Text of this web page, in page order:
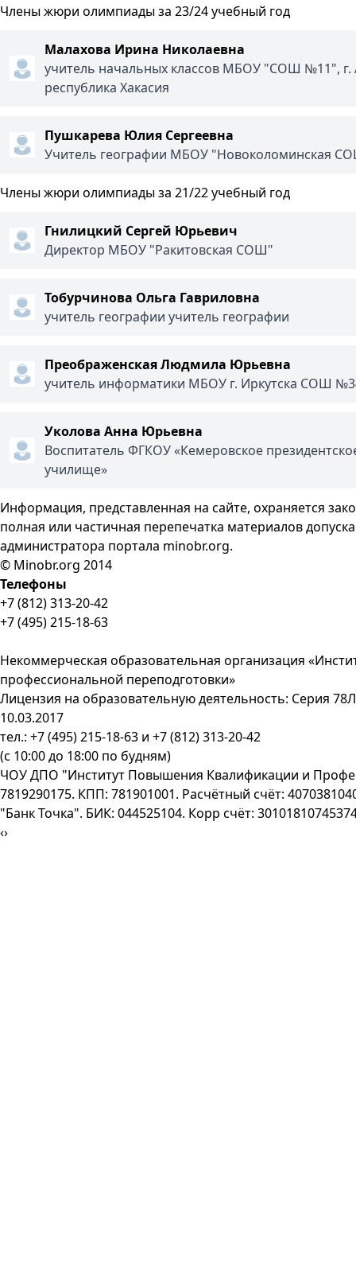
Члены жюри олимпиады за 23/24 учебный год
Малахова Ирина Николаевна
учитель начальных классов МБОУ "СОШ №11", г.
республика Хакасия
Пушкарева Юлия Сергеевна
Учитель географии МБОУ "Новоколоминская
Члены жюри олимпиады за 21/22 учебный год
Гнилицкий Сергей Юрьевич
Директор МБОУ "Ракитовская СОШ"
Тобурчинова Ольга Гавриловна
учитель географии учитель географии
Преображенская Людмила Юрьевна
учитель информатики МБОУ г. Иркутска СОШ
Уколова Анна Юрьевна
Воспитатель ФГКОУ «Кемеровское
училище»
Информация, представленная на сайте, охраняется
полная или частичная перепечатка материалов
администратора портала minobr.org.
© Minobr.org 2014
Телефоны
+7 (812) 313-20-42
+7 (495) 215-18-63
Некоммерческая образовательная организация
профессиональной переподготовки»
Лицензия на образовательную деятельность: Серия
10.03.2017
тел.: +7 (495) 215-18-63 и +7 (812) 313-20-42
(с 10:00 до 18:00 по будням)
ЧОУ ДПО "Институт Повышения Квалификации и
7819290175. КПП: 781901001. Расчётный счёт:
"Банк Точка". БИК: 044525104. Корр счёт:
‹›